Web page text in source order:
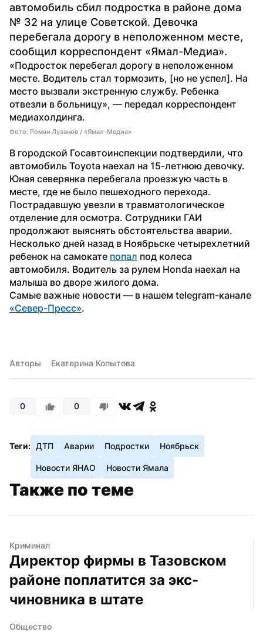
автомобиль сбил подростка в районе дома
№ 32 на улице Советской. Девочка
перебегала дорогу в неположенном месте,
сообщил корреспондент «Ямал-Медиа».
«Подросток перебегал дорогу в неположенном
месте. Водитель стал тормозить, [но не успел]. На
место вызвали экстренную службу. Ребенка
отвезли в больницу», — передал корреспондент
медиахолдинга.
Фото: Роман Лузанов / «Ямал-Медиа»
В городской Госавтоинспекции подтвердили, что
автомобиль Toyota наехал на 15-летнюю девочку.
Юная северянка перебегала проезжую часть в
месте, где не было пешеходного перехода.
Пострадавшую увезли в травматологическое
отделение для осмотра. Сотрудники ГАИ
продолжают выяснять обстоятельства аварии.
Несколько дней назад в Ноябрьске четырехлетний
ребенок на самокате попал под колеса
автомобиля. Водитель за рулем Honda наехал на
малыша во дворе жилого дома.
«Север-Пресс».
Авторы Екатерина Копытова
0 0
Теги: ДТП Аварии Подростки Ноябрьск
Новости ЯНАО Новости Ямала
Также по теме
Криминал
Директор фирмы в Тазовском
районе поплатится за экс-
чиновника в штате
Общество